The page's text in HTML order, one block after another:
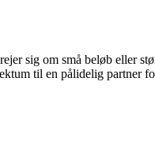
sig om små beløb eller
til en pålidelig partner